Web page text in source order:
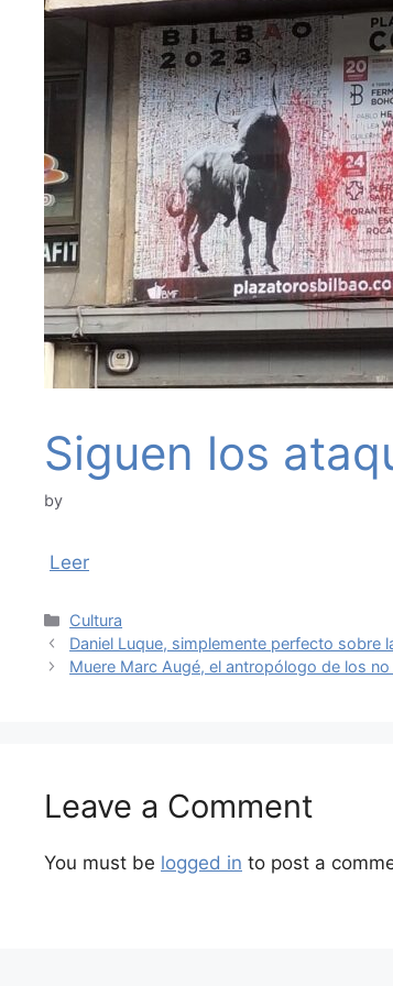
Siguen los
by
Leer
Categories
Cultura
Daniel Luque, simplemente perfecto sobre
Muere Marc Augé, el antropólogo de los no
Leave a Comment
You must be logged in to post a